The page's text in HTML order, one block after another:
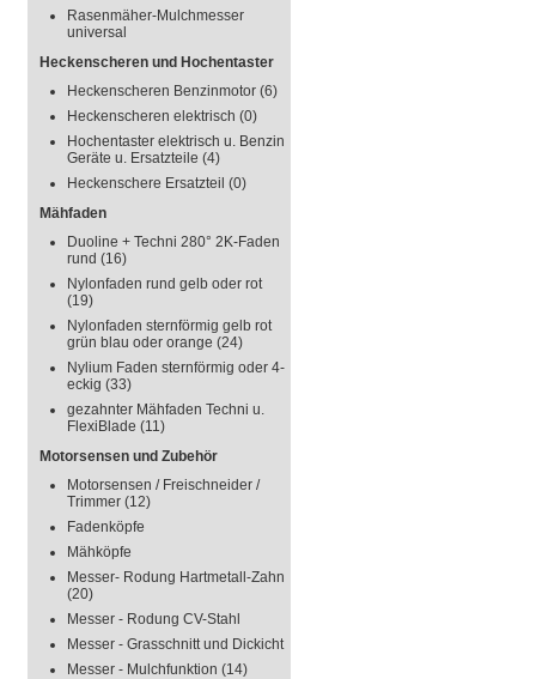
Rasenmäher-Mulchmesser
universal
Heckenscheren und Hochentaster
Heckenscheren Benzinmotor (6)
Heckenscheren elektrisch (0)
Hochentaster elektrisch u. Benzin
Geräte u. Ersatzteile (4)
Heckenschere Ersatzteil (0)
Mähfaden
Duoline + Techni 280° 2K-Faden
rund (16)
Nylonfaden rund gelb oder rot
(19)
Nylonfaden sternförmig gelb rot
grün blau oder orange (24)
Nylium Faden sternförmig oder 4-
eckig (33)
gezahnter Mähfaden Techni u.
FlexiBlade (11)
Motorsensen und Zubehör
Motorsensen / Freischneider /
Trimmer (12)
Fadenköpfe
Mähköpfe
Messer- Rodung Hartmetall-Zahn
(20)
Messer - Rodung CV-Stahl
Messer - Grasschnitt und Dickicht
Messer - Mulchfunktion (14)